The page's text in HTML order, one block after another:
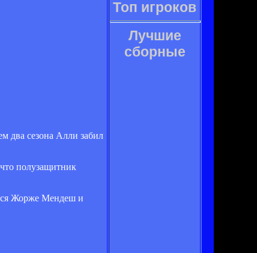
два сезона Алли забил
полузащитник
Жорже Мендеш и
Топ игроков
Лучшие
сборные